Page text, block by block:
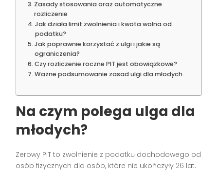
Zasady stosowania oraz automatyczne
rozliczenie
Jak działa limit zwolnienia i kwota wolna od
podatku?
Jak poprawnie korzystać z ulgi i jakie są
ograniczenia?
Czy rozliczenie roczne PIT jest obowiązkowe?
Ważne podsumowanie zasad ulgi dla młodych
Na czym polega ulga dla
młodych?
Zerowy PIT to zwolnienie z podatku dochodowego od
osób fizycznych dla osób, które nie ukończyły 26 lat.